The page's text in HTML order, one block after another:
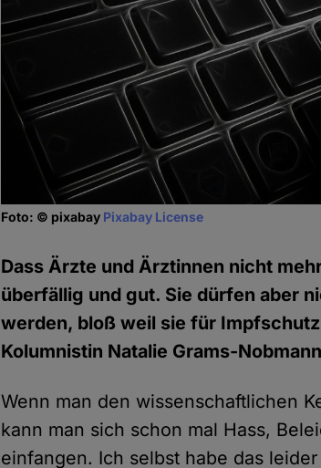
Foto: © pixabay Pixabay License
Dass Ärzte und Ärztinnen nicht
überfällig und gut. Sie dürfen aber
werden, bloß weil sie für
Kolumnistin Natalie Grams-
Wenn man den wissenschaftlichen
kann man sich schon mal Hass,
einfangen. Ich selbst habe das